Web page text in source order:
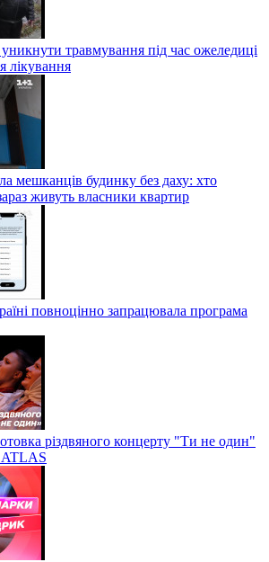
травмування під час ожеледиці
лікування
мешканців будинку без даху: хто
живуть власники квартир
повноцінно запрацювала програма
різдвяного концерту "Ти не один"
ATLAS